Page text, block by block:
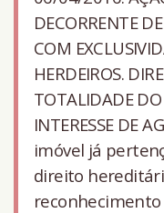
DECORRENTE
COM
HERDEIROS.
TOTALIDADE
INTERESSE DE
imóvel já
direito